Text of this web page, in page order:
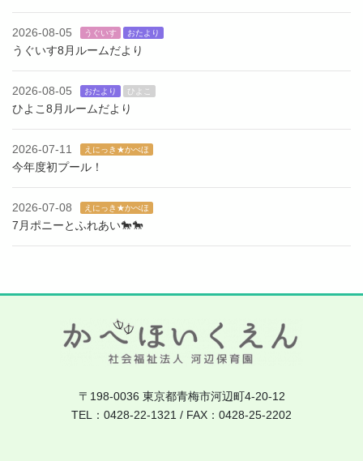
2026-08-05 うぐいす おたより
うぐいす8月ルームだより
2026-08-05 おたより ひよこ
ひよこ8月ルームだより
2026-07-11 えにっき★かべほ
今年度初プール！
2026-07-08 えにっき★かべほ
7月ポニーとふれあい🐎🐎
〒198-0036 東京都青梅市河辺町4-20-12
TEL：0428-22-1321 / FAX：0428-25-2202